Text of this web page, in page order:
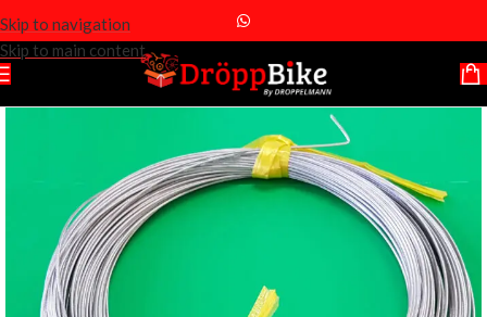
Skip to navigation
Skip to main content